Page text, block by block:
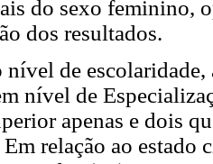
do sexo feminino,
dos resultados.
nível de
nível de
apenas e dois
relação ao estado